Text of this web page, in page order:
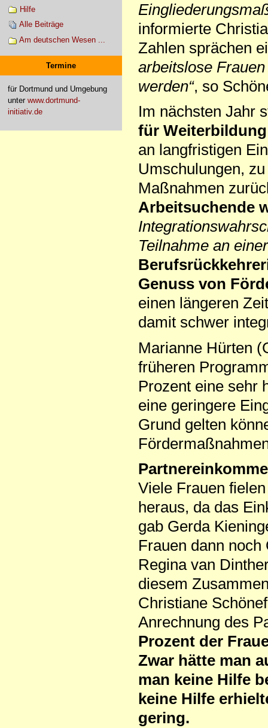
Hilfe
Alle Beiträge
Am deutschen Wesen ...
Termine
für Dortmund und Umgebung
unter www.dortmund-
initiativ.de
informierte
Zahlen sprächen
arbeitslose
werden“, so
Im nächsten Jahr
für
an langfristigen
Umschulungen,
Maßnahmen
Arbeitsuchende
Teilnahme an
Genuss von
einen längeren
damit schwer
Marianne Hürten
früheren
Prozent eine sehr
eine geringere
Grund gelten
Viele Frauen
heraus, da das
gab Gerda
Frauen dann
Regina van
diesem
Christiane
Anrechnung des
Prozent der
Zwar hätte man
man keine Hilfe
keine Hilfe
gering.